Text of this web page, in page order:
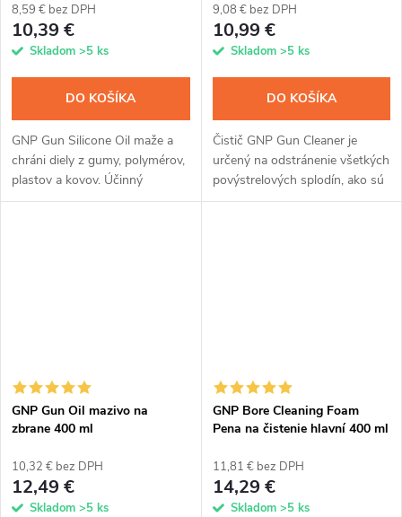
8,59 € bez DPH
10,39 €
Skladom >5 ks
DO KOŠÍKA
GNP Gun Silicone Oil maže a
chráni diely z gumy, polymérov,
plastov a kovov. Účinný
silikónový olej určený pre
9,08 € bez DPH
10,99 €
Skladom >5 ks
DO KOŠÍKA
Čistič GNP Gun Cleaner je
určený na odstránenie všetkých
povýstrelových splodín, ako sú
meď, zinok, olovo, karbón a
GNP Gun Oil mazivo na
zbrane 400 ml
10,32 € bez DPH
12,49 €
Skladom >5 ks
GNP Bore Cleaning Foam
Pena na čistenie hlavní 400 ml
11,81 € bez DPH
14,29 €
Skladom >5 ks